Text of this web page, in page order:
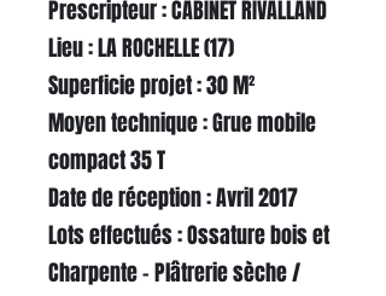
Prescripteur : CABINET RIVALLAND
Lieu : LA ROCHELLE (17)
Superficie projet : 30 M²
Moyen technique : Grue mobile
compact 35 T
Date de réception : Avril 2017
Lots effectués : Ossature bois et
Charpente - Plâtrerie sèche /